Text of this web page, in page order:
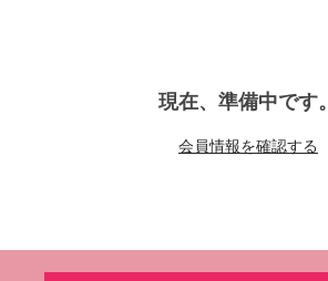
現在、準備中です。
会員情報を確認する